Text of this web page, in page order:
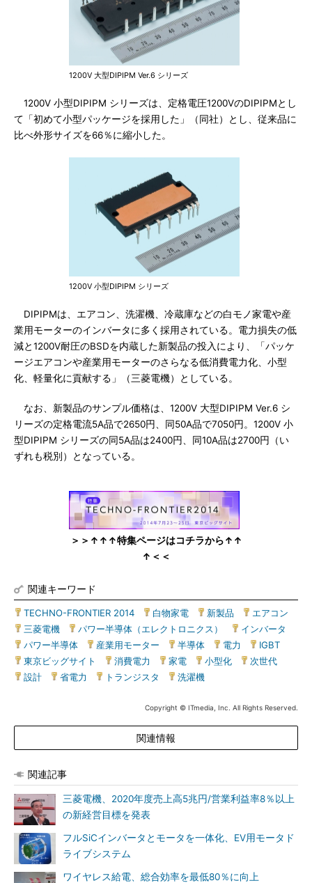
1200V 大型DIPIPM Ver.6 シリーズ
1200V 小型DIPIPM シリーズは、定格電圧1200VのDIPIPMとし
て「初めて小型パッケージを採用した」（同社）とし、従来品に
比べ外形サイズを66％に縮小した。
1200V 小型DIPIPM シリーズ
DIPIPMは、エアコン、洗濯機、冷蔵庫などの白モノ家電や産
業用モーターのインバータに多く採用されている。電力損失の低
減と1200V耐圧のBSDを内蔵した新製品の投入により、「パッケ
ージエアコンや産業用モーターのさらなる低消費電力化、小型
化、軽量化に貢献する」（三菱電機）としている。
なお、新製品のサンプル価格は、1200V 大型DIPIPM Ver.6 シ
リーズの定格電流5A品で2650円、同50A品で7050円。1200V 小
型DIPIPM シリーズの同5A品は2400円、同10A品は2700円（い
ずれも税別）となっている。
＞＞↑↑↑特集ページはコチラから↑↑
↑＜＜
関連キーワード
TECHNO-FRONTIER 2014 白物家電 新製品 エアコン
三菱電機
パワー半導体（エレクトロニクス） インバータ
パワー半導体
産業用モーター 半導体 電力 IGBT
東京ビッグサイト
消費電力 家電 小型化 次世代
設計
省電力 トランジスタ 洗濯機
Copyright © ITmedia, Inc. All Rights Reserved.
関連情報
関連記事
三菱電機、2020年度売上高5兆円/営業利益率8％以上
の新経営目標を発表
フルSiCインバータとモータを一体化、EV用モータド
ライブシステム
ワイヤレス給電、総合効率を最低80％に向上